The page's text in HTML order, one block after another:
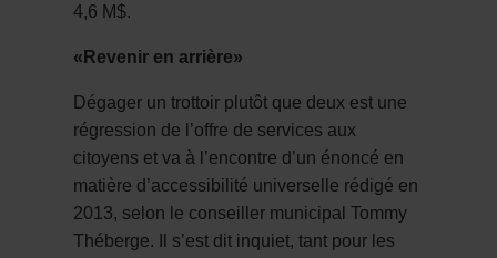
4,6 M$.
«Revenir en arrière»
Dégager un trottoir plutôt que deux est une
régression de l’offre de services aux
citoyens et va à l’encontre d’un énoncé en
matière d’accessibilité universelle rédigé en
2013, selon le conseiller municipal Tommy
Théberge. Il s’est dit inquiet, tant pour les